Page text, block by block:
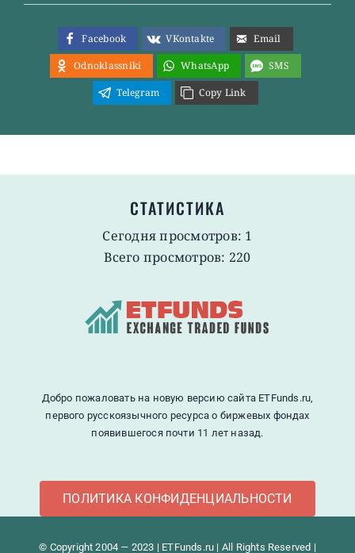
Facebook VKontakte
Email
Odnoklassniki
WhatsApp
SMS
Telegram
Copy Link
СТАТИСТИКА
Сегодня просмотров: 1
Всего просмотров: 220
Добро пожаловать на новую версию сайта ETFunds.ru,
первого русскоязычного ресурса о биржевых фондах
появившегося почти 11 лет назад.
ПОЛИТИКА КОНФИДЕНЦИАЛЬНОСТИ
© Copyright 2004 — 2023 | ETFunds.ru | All Rights Reserved |